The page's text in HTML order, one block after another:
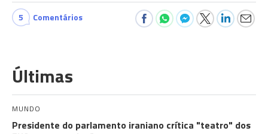
5 Comentários
Últimas
MUNDO
Presidente do parlamento iraniano crítica "teatro" dos